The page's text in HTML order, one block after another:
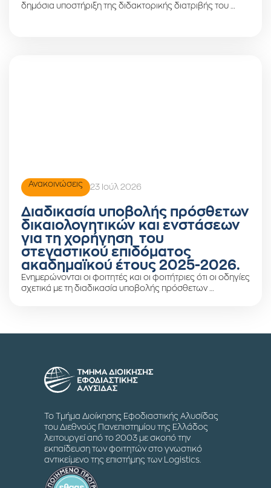
δημόσια υποστήριξη της διδακτορικής διατριβής του …
Ανακοινώσεις 23 Ιούλ 2026
Διαδικασία υποβολής πρόσθετων
δικαιολογητικών και ενστάσεων
για τη χορήγηση του
στεγαστικού επιδόματος
ακαδημαϊκού έτους 2025-2026.
Ενημερώνονται οι φοιτητές και οι φοιτήτριες ότι οι οδηγίες
σχετικά με τη διαδικασία υποβολής πρόσθετων …
Το Τμήμα Διοίκησης Εφοδιαστικής Αλυσίδας
του Διεθνούς Πανεπιστημίου της Ελλάδος
λειτουργεί από το 2003 με σκοπό την
εκπαίδευση των φοιτητών στο γνωστικό
αντικείμενο της επιστήμης των Logistics.